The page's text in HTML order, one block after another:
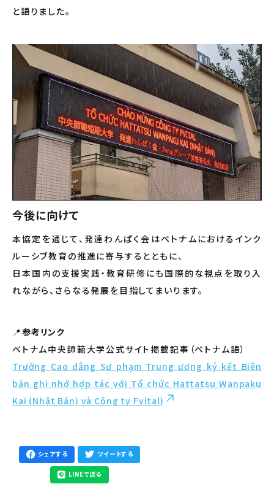
と語りました。
今後に向けて
本協定を通じて、発達わんぱく会はベトナムにおけるインク
ルーシブ教育の推進に寄与するとともに、
日本国内の支援実践・教育研修にも国際的な視点を取り入
れながら、さらなる発展を目指してまいります。
📍参考リンク
ベトナム中央師範大学公式サイト掲載記事（ベトナム語）
Trường Cao đẳng Sư phạm Trung ương ký kết Biên
bản ghi nhớ hợp tác với Tổ chức Hattatsu Wanpaku
Kai (Nhật Bản) và Công ty Fvital)
シェアする ツイートする
LINEで送る